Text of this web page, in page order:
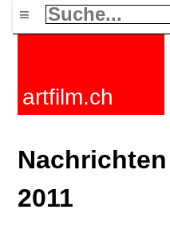
≡
artfilm.ch
2011